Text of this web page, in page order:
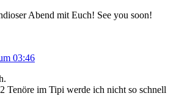
Abend mit Euch! See you soon!
03:46
Tenöre im Tipi werde ich nicht so schnell